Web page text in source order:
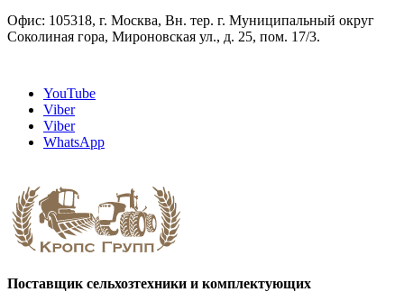
Офис: 105318, г. Москва, Вн. тер. г. Муниципальный округ
Соколиная гора, Мироновская ул., д. 25, пом. 17/3.
YouTube
Viber
Viber
WhatsApp
Поставщик сельхозтехники и комплектующих